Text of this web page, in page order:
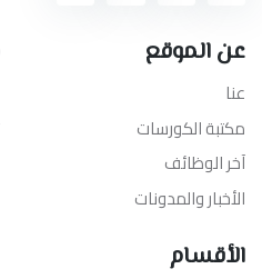
عن الموقع
عنا
مكتبة الكورسات
آخر الوظائف
الأخبار والمدونات
الأقسام